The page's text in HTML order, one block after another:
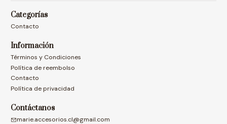
Categorías
Contacto
Información
Términos y Condiciones
Política de reembolso
Contacto
Política de privacidad
Contáctanos
marie.accesorios.cl@gmail.com